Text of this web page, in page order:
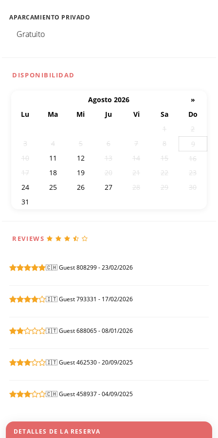
APARCAMIENTO PRIVADO
Gratuito
DISPONIBILIDAD
Agosto 2026
»
Lu
Ma Mi Ju Vi Sa
Do
1
2
3
4 5 6 7 8
9
10
11 12 13 14 15
16
17
18 19 20 21 22
23
24
25 26 27 28 29
30
31
REVIEWS
🇨🇭 Guest 808299 - 23/02/2026
🇮🇹 Guest 793331 - 17/02/2026
🇮🇹 Guest 688065 - 08/01/2026
🇮🇹 Guest 462530 - 20/09/2025
🇨🇭 Guest 458937 - 04/09/2025
DETALLES DE LA RESERVA